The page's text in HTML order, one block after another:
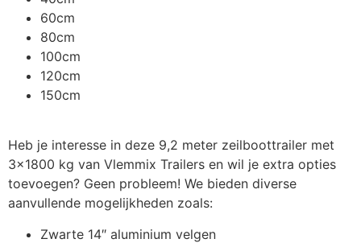
Verstelbare kimsteun 72,60
Wegklapbare LED
verlichting
60cm
80cm
100cm
120cm
150cm
Heb je interesse in deze 9,2 meter zeilboottrailer met
3×1800 kg van Vlemmix Trailers en wil je extra opties
toevoegen? Geen probleem! We bieden diverse
aanvullende mogelijkheden zoals:
Zwarte 14″ aluminium velgen